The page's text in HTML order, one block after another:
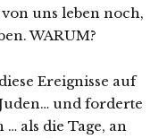
uns leben noch,
WARUM?
Ereignisse auf
und forderte
als die Tage, an